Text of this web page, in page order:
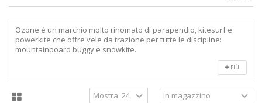
Ozone è un marchio molto rinomato di parapendio, kitesurf e
powerkite che offre vele da trazione per tutte le discipline:
mountainboard buggy e snowkite.
PIÙ